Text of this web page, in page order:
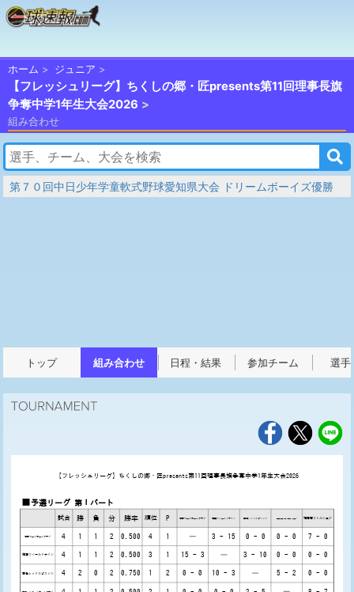
ホーム ジュニア
【フレッシュリーグ】ちくしの郷・匠presents第11回理事長旗
争奪中学1年生大会2026
組み合わせ
第７０回中日少年学童軟式野球愛知県大会 ドリームボーイズ優勝
トップ 組み合わせ 日程・結果 参加チーム 選手